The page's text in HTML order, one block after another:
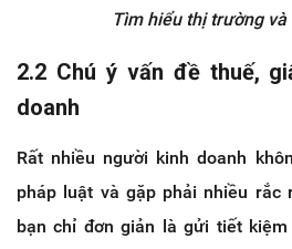
Tìm hiểu thị trường và
2.2 Chú ý vấn đề thuế,
doanh
Rất nhiều người kinh doanh
pháp luật và gặp phải nhiều rắc
bạn chỉ đơn giản là gửi tiết